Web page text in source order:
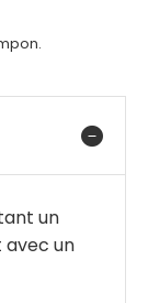
un
avec un